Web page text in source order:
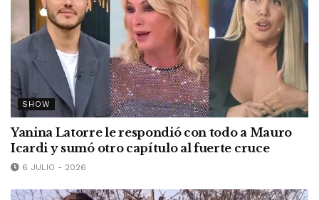
SHOW
Yanina Latorre le respondió con todo a Mauro
Icardi y sumó otro capítulo al fuerte cruce
6 JULIO - 2026